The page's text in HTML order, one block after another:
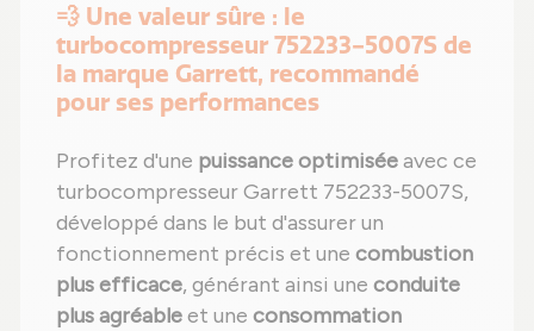
💨 Une valeur sûre : le
turbocompresseur 752233-5007S de
la marque Garrett, recommandé
pour ses performances
Profitez d'une puissance optimiséeavec ce
turbocompresseur Garrett 752233-5007S,
développé dans le but d'assurer un
fonctionnement précis et une combustion
plus efficace, générant ainsi une conduite
plus agréableet une consommation